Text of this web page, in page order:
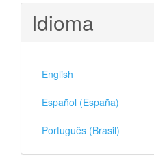
Idioma
English
Español (España)
Português (Brasil)